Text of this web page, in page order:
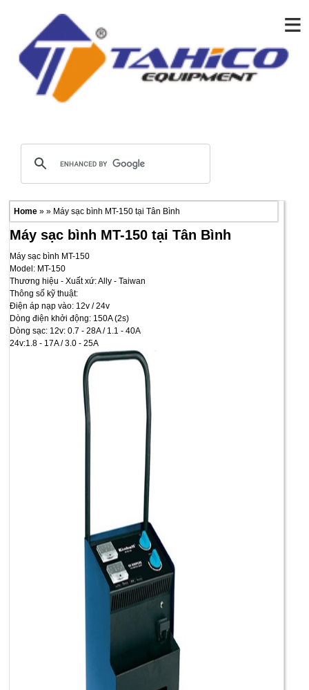
≡
Home» » Máy sạc bình MT-150 tại Tân Bình
Máy sạc bình MT-150 tại Tân Bình
Máy sạc bình MT-150
Model: MT-150
Thương hiệu - Xuất xứ: Ally - Taiwan
Thông số kỹ thuật:
Điện áp nạp vào: 12v / 24v
Dòng điện khởi động: 150A (2s)
Dòng sạc: 12v: 0.7 - 28A / 1.1 - 40A
24v:1.8 - 17A / 3.0 - 25A